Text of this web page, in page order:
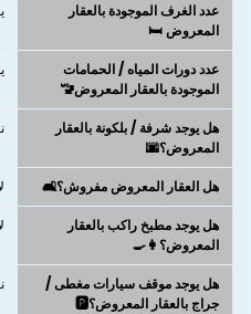
عدد الغرف الموجودة بالعقار
المعروض 🛏️
عدد دورات المياه / الحمامات
الموجودة بالعقار المعروض🚾
هل يوجد شرفة / بلكونة بالعقار
المعروض؟🌆
هل العقار المعروض مفروش؟🛋️
هل يوجد مطبخ راكب بالعقار
المعروض؟👩‍🍳
هل يوجد موقف سيارات مغطى /
جراج بالعقار المعروض؟🅿️